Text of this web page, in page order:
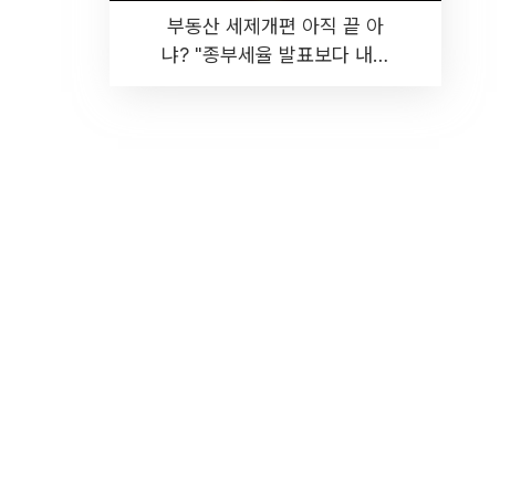
부동산 세제개편 아직 끝 아
냐? "종부세율 발표보다 내릴